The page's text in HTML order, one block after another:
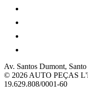
Av. Santos Dumont,
© 2026 AUTO PEÇAS
19.629.808/0001-60